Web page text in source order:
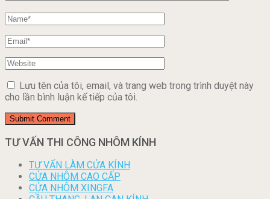
Lưu tên của tôi, email, và trang web trong trình duyệt này
cho lần bình luận kế tiếp của tôi.
TƯ VẤN THI CÔNG NHÔM KÍNH
TƯ VẤN LÀM CỬA KÍNH
CỬA NHÔM CAO CẤP
CỬA NHÔM XINGFA